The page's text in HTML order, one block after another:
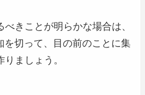
きことが明らかな場合は、
を切って、目の前のことに集
ましょう。